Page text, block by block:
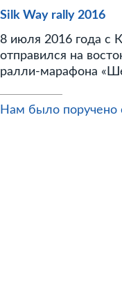
Silk Way rally 2016
8 июля 2016 года с
отправился на
ралли-марафона
Нам было поручено